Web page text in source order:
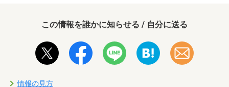
この情報を誰かに知らせる / 自分に送る
情報の見方